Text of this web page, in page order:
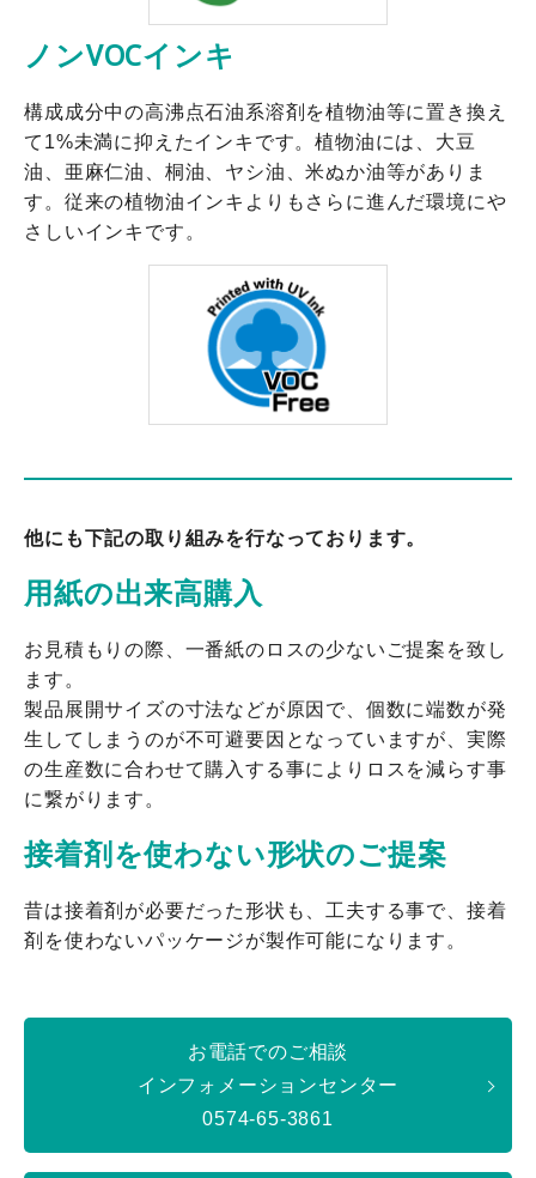
ノンVOCインキ
構成成分中の高沸点石油系溶剤を植物油等に置き換え
て1%未満に抑えたインキです。植物油には、大豆
油、亜麻仁油、桐油、ヤシ油、米ぬか油等がありま
す。従来の植物油インキよりもさらに進んだ環境にや
さしいインキです。
他にも下記の取り組みを行なっております。
用紙の出来高購入
お見積もりの際、一番紙のロスの少ないご提案を致し
ます。
製品展開サイズの寸法などが原因で、個数に端数が発
生してしまうのが不可避要因となっていますが、実際
の生産数に合わせて購入する事によりロスを減らす事
に繋がります。
接着剤を使わない形状のご提案
昔は接着剤が必要だった形状も、工夫する事で、接着
剤を使わないパッケージが製作可能になります。
お電話でのご相談
インフォメーションセンター
0574-65-3861